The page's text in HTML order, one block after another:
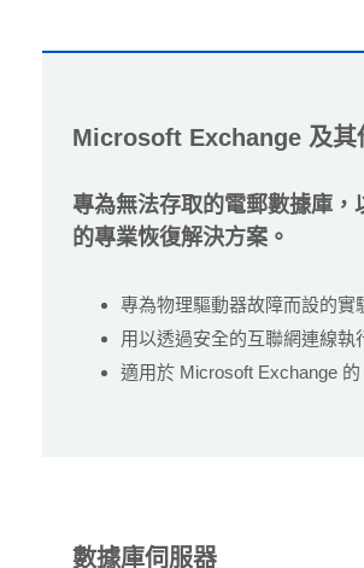
Microsoft Exchange 及其
專為無法存取的電郵數據庫
的專業恢復解決方案。
專為物理驅動器故障而設的實
用以透過安全的互聯網連線
適用於 Microsoft Exchange
數據庫伺服器